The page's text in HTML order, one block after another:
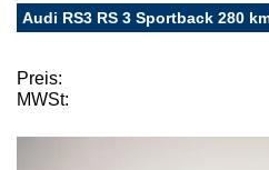
Audi RS3 RS 3 Sportback 280
Preis:
MWSt: